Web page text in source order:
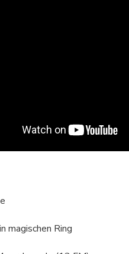
magischen Ring